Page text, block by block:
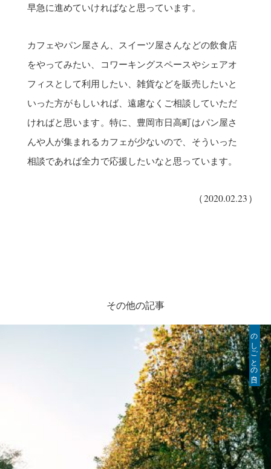
早急に進めていければなと思っています。
カフェやパン屋さん、スイーツ屋さんなどの飲食店
をやってみたい、コワーキングスペースやシェアオ
フィスとして利用したい、雑貨などを販売したいと
いった方がもしいれば、遠慮なくご相談していただ
ければと思います。特に、豊岡市日高町はパン屋さ
んや人が集まれるカフェが少ないので、そういった
相談であれば全力で応援したいなと思っています。
（2020.02.23）
その他の記事
のしごとの日々